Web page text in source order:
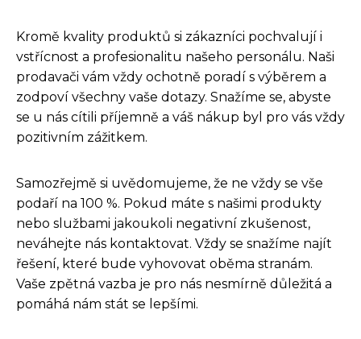
Kromě kvality produktů si zákazníci pochvalují i
vstřícnost a profesionalitu našeho personálu. Naši
prodavači vám vždy ochotně poradí s výběrem a
zodpoví všechny vaše dotazy. Snažíme se, abyste
se u nás cítili příjemně a váš nákup byl pro vás vždy
pozitivním zážitkem.
Samozřejmě si uvědomujeme, že ne vždy se vše
podaří na 100 %. Pokud máte s našimi produkty
nebo službami jakoukoli negativní zkušenost,
neváhejte nás kontaktovat. Vždy se snažíme najít
řešení, které bude vyhovovat oběma stranám.
Vaše zpětná vazba je pro nás nesmírně důležitá a
pomáhá nám stát se lepšími.